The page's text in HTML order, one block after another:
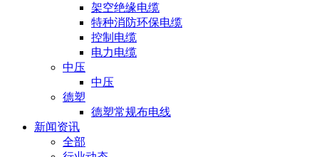
架空绝缘电缆
特种消防环保电缆
控制电缆
电力电缆
中压
中压
德塑
德塑常规布电线
新闻资讯
全部